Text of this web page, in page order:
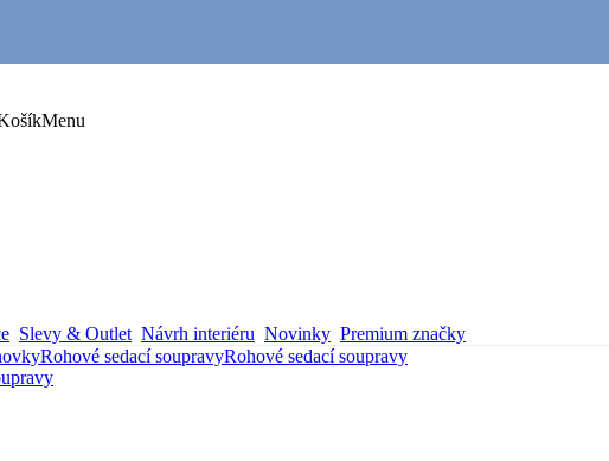
Menu
Slevy & Outlet Návrh interiéru Novinky Premium značky
Rohové sedací soupravyRohové sedací soupravy